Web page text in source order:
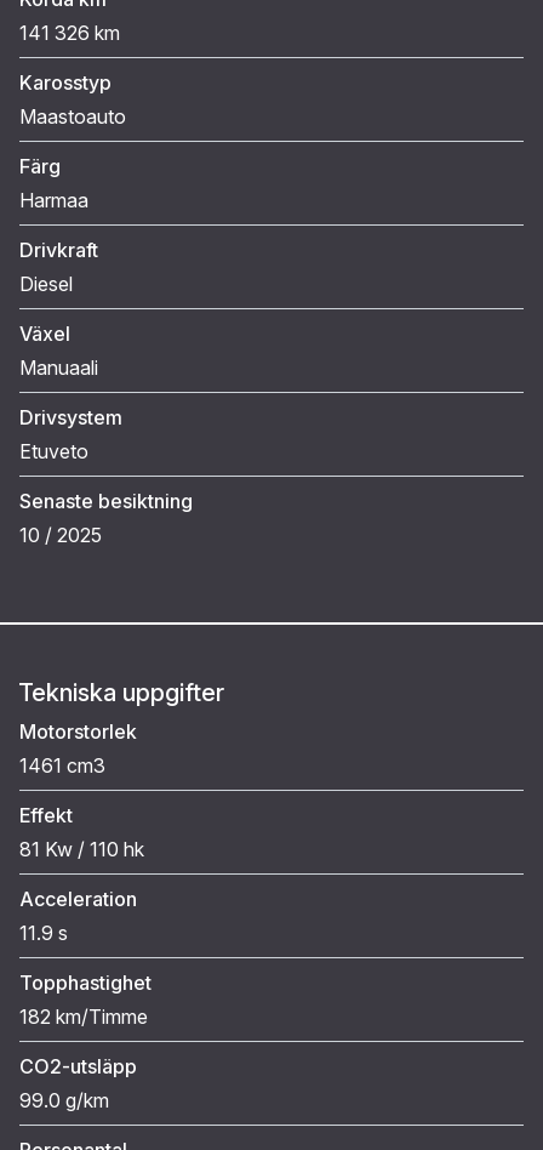
141 326 km
Karosstyp
Maastoauto
Färg
Harmaa
Drivkraft
Diesel
Växel
Manuaali
Drivsystem
Etuveto
Senaste besiktning
10 / 2025
Tekniska uppgifter
Motorstorlek
1461 cm3
Effekt
81 Kw / 110 hk
Acceleration
11.9 s
Topphastighet
182 km/Timme
CO2-utsläpp
99.0 g/km